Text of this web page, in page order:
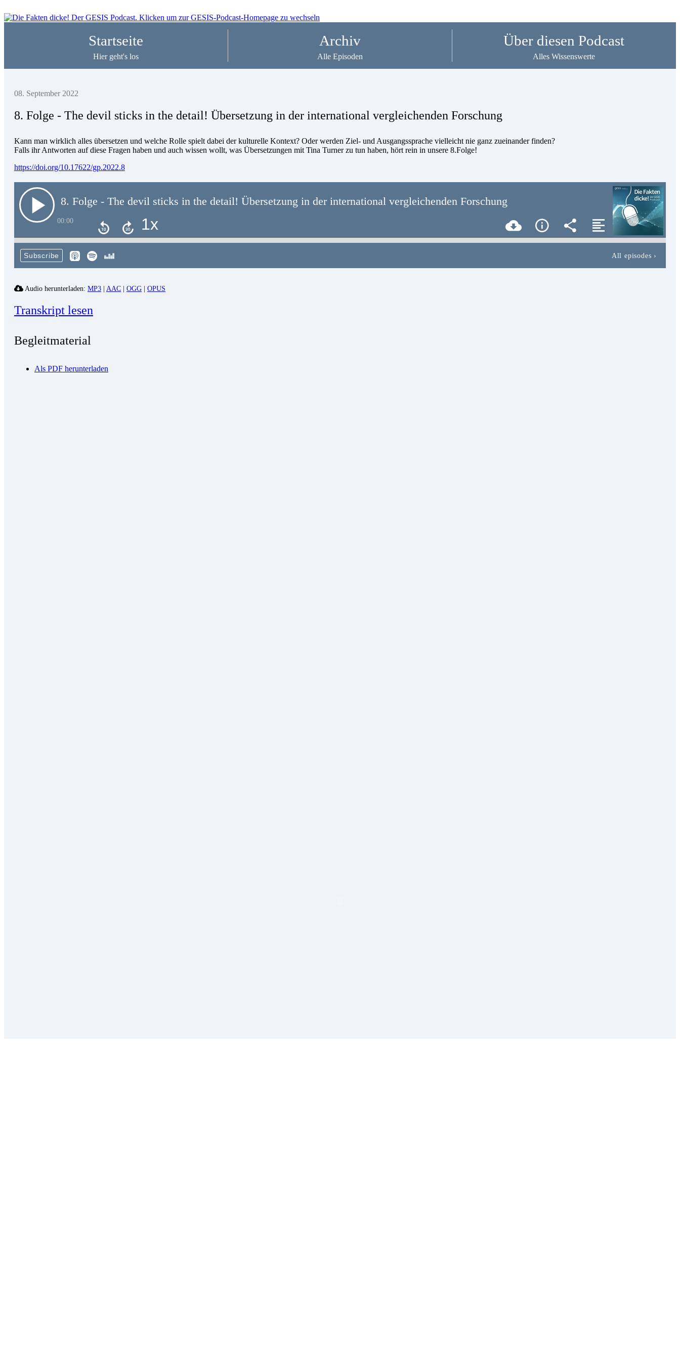
Startseite
Hier geht's los
Archiv
Alle Episoden
Über diesen Podcast
Alles Wissenswerte
08. September 2022
8. Folge - The devil sticks in the detail! Übersetzung in der international vergleichenden Forschung
Kann man wirklich alles übersetzen und welche Rolle spielt dabei der kulturelle Kontext? Oder werden Ziel- und Ausgangssprache vielleicht nie ganz zueinander finden?
Falls ihr Antworten auf diese Fragen haben und auch wissen wollt, was Übersetzungen mit Tina Turner zu tun haben, hört rein in unsere 8.Folge!
https://doi.org/10.17622/gp.2022.8
8. Folge - The devil sticks in the detail! Übersetzung in der international vergleichenden Forschung
00:00
Subscribe All episodes ›
Audio herunterladen: MP3 | AAC | OGG | OPUS
Transkript lesen
Begleitmaterial
Als PDF herunterladen